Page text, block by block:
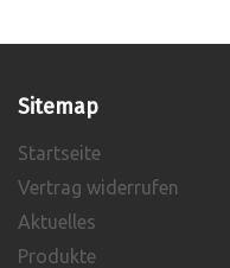
Sitemap
Startseite
Vertrag widerrufen
Aktuelles
Produkte